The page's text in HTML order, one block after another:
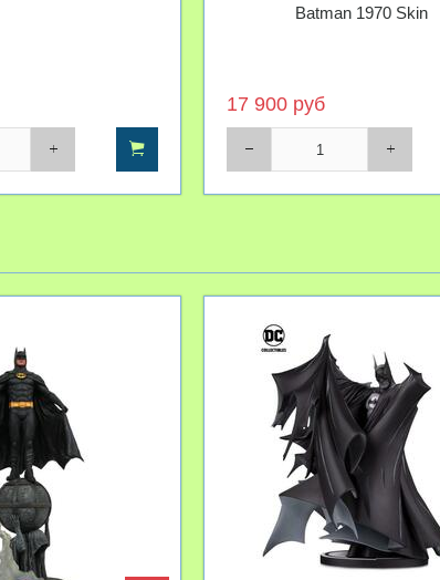
Batman 1970 Skin
17 900 руб